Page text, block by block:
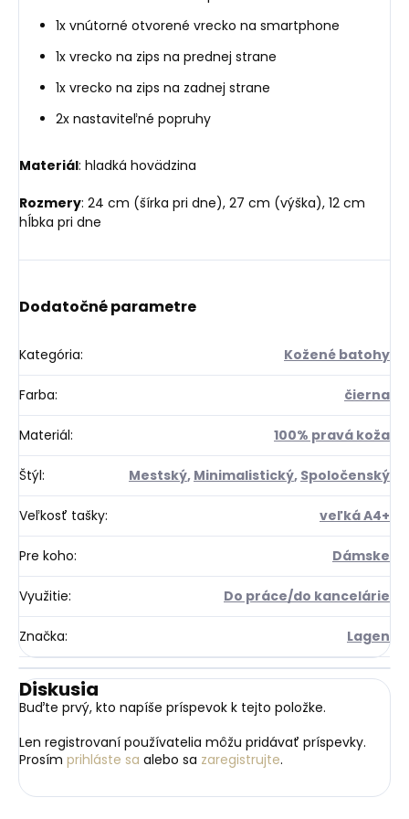
1x vnútorné otvorené vrecko na smartphone
1x vrecko na zips na prednej strane
1x vrecko na zips na zadnej strane
2x nastaviteľné popruhy
Materiál: hladká hovädzina
Rozmery: 24 cm (šírka pri dne), 27 cm (výška), 12 cm
hĺbka pri dne
Dodatočné parametre
Kategória: Kožené batohy
Farba: čierna
Materiál: 100% pravá koža
Štýl: Mestský, Minimalistický, Spoločenský
Veľkosť tašky: veľká A4+
Pre koho: Dámske
Využitie: Do práce/do kancelárie
Značka: Lagen
Diskusia
Buďte prvý, kto napíše príspevok k tejto položke.
Len registrovaní používatelia môžu pridávať príspevky.
Prosím prihláste sa alebo sa zaregistrujte.